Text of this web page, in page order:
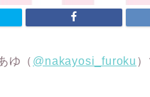
ゆ（ @nakayosi_furoku